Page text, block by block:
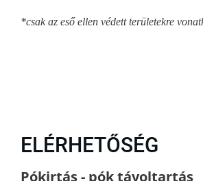
*csak az eső ellen védett területekre
ELÉRHETŐSÉG
Pókirtás - pók távoltartás